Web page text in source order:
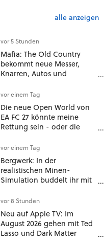
alle anzeigen
vor 5 Stunden
Mafia: The Old Country
bekommt neue Messer,
Knarren, Autos und
hat mehr dabei als nur
Story
vor einem Tag
Die neue Open World von
EA FC 27 könnte meine
Rettung sein - oder die
vor einem Tag
Bergwerk: In der
realistischen Minen-
Simulation buddelt ihr mit
möglichst vorsichtig Kohle
aus
vor 8 Stunden
Neu auf Apple TV: Im
August 2026 gehen mit Ted
Lasso und Dark Matter